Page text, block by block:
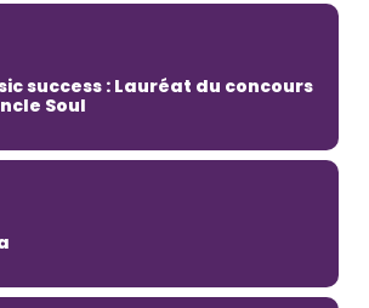
success : Lauréat du concours
Soul